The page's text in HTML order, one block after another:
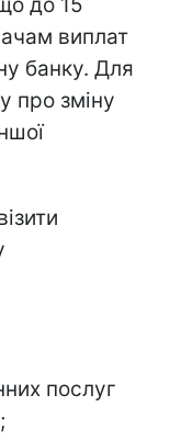
виплат
банку. Для
про зміну
послуг